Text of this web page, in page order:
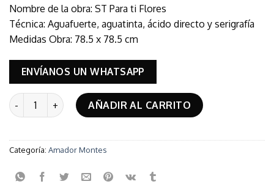
Nombre de la obra: ST Para ti Flores
Técnica: Aguafuerte, aguatinta, ácido directo y serigrafía
Medidas Obra: 78.5 x 78.5 cm
ENVÍANOS UN WHATSAPP
ST Para ti Flores cantidadAÑADIR AL CARRITO
Categoría: Amador Montes